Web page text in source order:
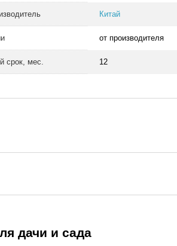
Китай
от производителя
срок, мес. 12
дачи и сада